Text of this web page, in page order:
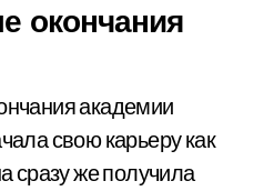
окончания
академии
свою карьеру как
сразу же получила